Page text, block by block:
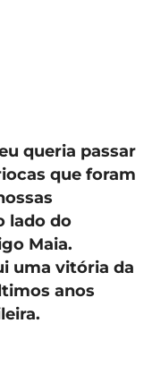
queria passar
que foram
lado do
Maia.
uma vitória da
anos